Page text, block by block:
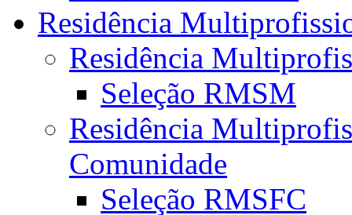
Residência
Residência
Seleção RMSM
Residência
Comunidade
Seleção RMSFC